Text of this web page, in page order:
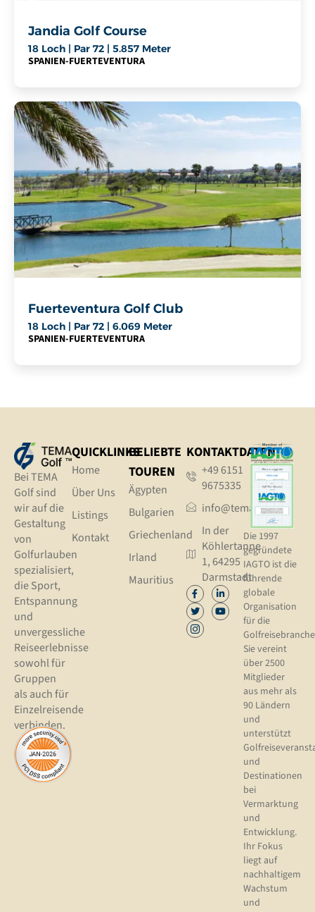
Jandia Golf Course
18 Loch | Par 72 | 5.857 Meter
SPANIEN-FUERTEVENTURA
Fuerteventura Golf Club
18 Loch | Par 72 | 6.069 Meter
SPANIEN-FUERTEVENTURA
Bei TEMA
Golf sind
wir auf die
Gestaltung
von
Golfurlauben
spezialisiert,
die Sport,
Entspannung
und
unvergessliche
Reiseerlebnisse
sowohl für
Gruppen
als auch für
Einzelreisende
verbinden.
QUICKLINKS
Home
Über Uns
Listings
Kontakt
BELIEBTE
TOUREN
Ägypten
Bulgarien
Griechenland
Irland
Mauritius
KONTAKTDATEN
+49 6151
9675335
info@tema.golf
In der
Köhlertanne
1, 64295
Darmstadt
Die 1997
gegründete
IAGTO ist die
führende
globale
Organisation
für die
Sie vereint
über 2500
Mitglieder
aus mehr als
90 Ländern
und
unterstützt
und
Destinationen
bei
Vermarktung
und
Entwicklung.
Ihr Fokus
liegt auf
nachhaltigem
Wachstum
und